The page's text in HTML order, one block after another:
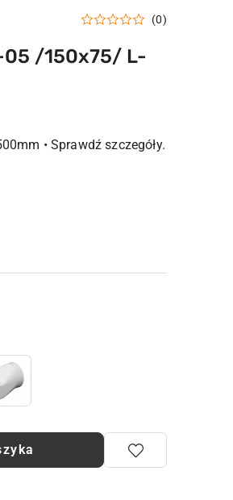
(0)
05 /150x75/ L-
• Sprawdź szczegóły.